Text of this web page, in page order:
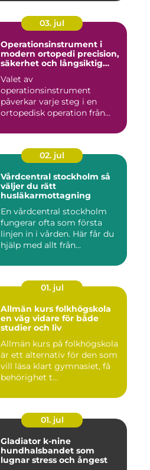
03. jul
Operationsinstrument i
modern ortopedi precision,
säkerhet och långsiktig
Valet av
operationsinstrument
påverkar varje steg i en
ortopedisk operation från
02. jul
Vårdcentral stockholm så
väljer du rätt
husläkarmottagning
En vårdcentral stockholm
fungerar ofta som första
linjen in i vården. Här får du
hjälp med allt från...
01. jul
Allmän kurs folkhögskola
en väg vidare för både
studier och liv
Allmän kurs på folkhögskola
är ett alternativ för den som
vill läsa klart gymnasiet, få
behörighet t...
01. jul
Gladiator k-nine
hundhalsbandet som
lugnar stress och ångest